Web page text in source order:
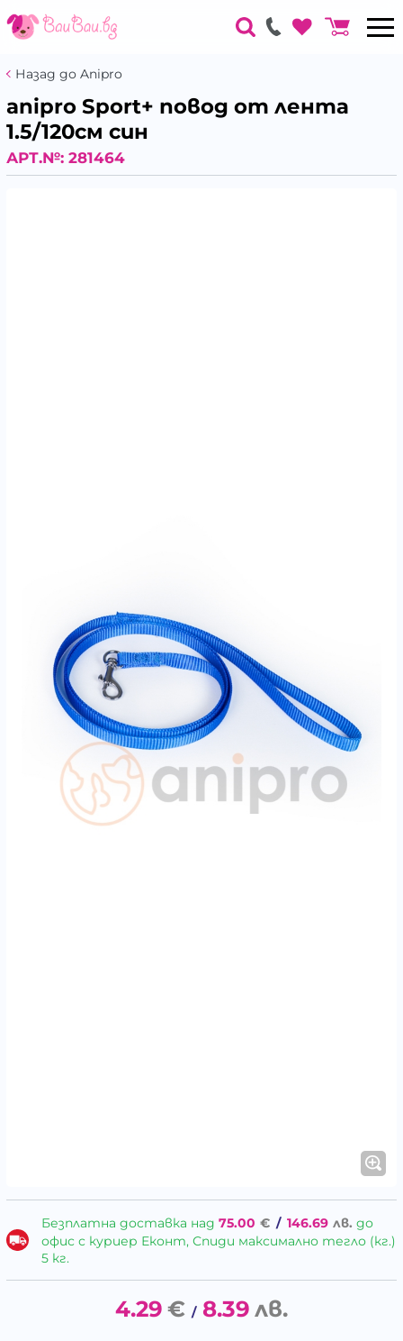
Назад до Anipro
anipro Sport+ повод от лента
1.5/120см син
АРТ.№: 281464
Безплатна доставка над 75.00 € / 146.69 лв. до
офис с куриер Еконт, Спиди максимално тегло (кг.)
5 кг.
4.29 € / 8.39 лв.